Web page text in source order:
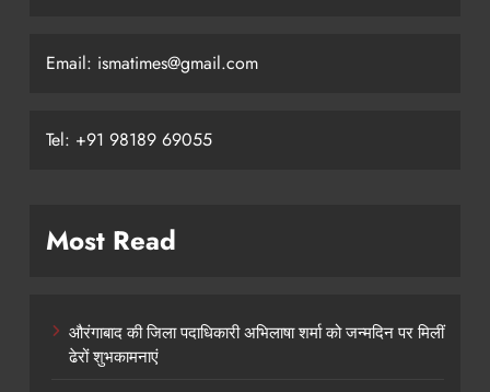
Email: ismatimes@gmail.com
Tel: +91 98189 69055
Most Read
औरंगाबाद की जिला पदाधिकारी अभिलाषा शर्मा को जन्मदिन पर मिलीं
ढेरों शुभकामनाएं